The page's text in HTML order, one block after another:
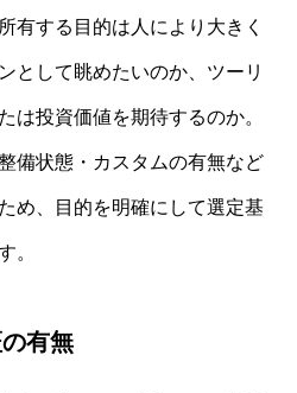
有する目的は人により大きく
として眺めたいのか、ツーリ
は投資価値を期待するのか。
備状態・カスタムの有無など
め、目的を明確にして選定基
。
有無